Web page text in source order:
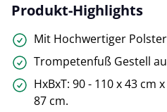
Produkt-Highlights
Mit Hochwertiger
Trompetenfuß Gestell
HxBxT: 90 - 110 x 43 cm
87 cm.